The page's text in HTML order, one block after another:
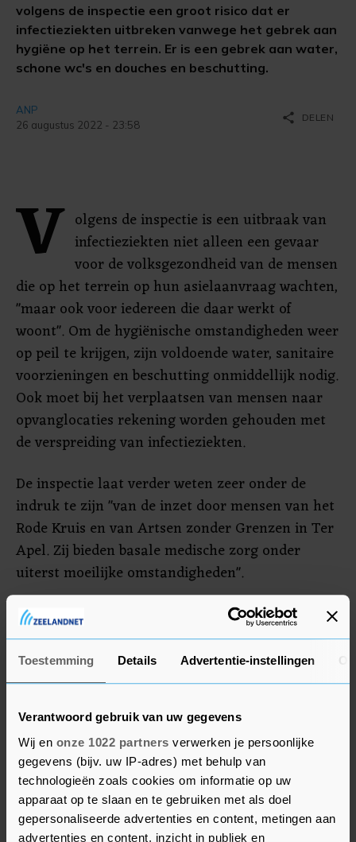
Toestemming Details Advertentie-instellingen
Verantwoord gebruik van uw gegevens
Wij en onze 1022 partners verwerken je persoonlijke
gegevens (bijv. uw IP-adres) met behulp van
technologieën zoals cookies om informatie op uw
apparaat op te slaan en te gebruiken met als doel
gepersonaliseerde advertenties en content, metingen aan
advertenties en content, inzicht in publiek en
volgens de inspectie een groot risico dat er
infectieziekten uitbreken vanwege het gebrek aan
hygiëne op het terrein. Er is een gebrek aan water,
schone wc's en douches en beschutting.
ANP
26 augustus 2022 - 23:58
share DELEN
V olgens de inspectie is een uitbraak van
infectieziekten niet alleen een gevaar
voor de volksgezondheid van de mensen
die op het terrein op hun asielaanvraag wachten,
"maar ook voor iedereen die daar werkt of
woont". Om de hygiënische omstandigheden weer
op peil te krijgen, zijn voldoende water, sanitaire
voorzieningen en beschutting onmiddellijk nodig.
Ook moet bij het verplaatsen van mensen naar
opvanglocaties rekening worden gehouden met
de verspreiding van infectieziekten.
De inspectie laat verder weten zeer onder de
indruk te zijn "van de inzet door mensen van het
Rode Kruis en van Artsen zonder Grenzen in Ter
Apel. Zij bieden basale medische zorg onder
uiterst moeilijke omstandigheden".
Artsen zonder Grenzen heeft vrijdag tachtig
mensen behandeld bij het terrein. De behandelde
mensen hebben vooral verwaarloosde
verwondingen, maar ook hebben veel mensen
een ziekenhuis. Met welke klachten is niet
bekendgemaakt.